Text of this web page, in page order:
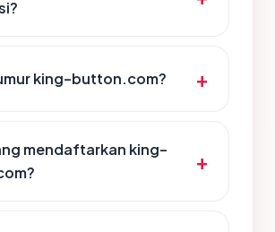
king-button.com?
mendaftarkan king-